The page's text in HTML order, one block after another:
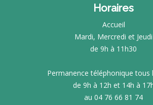
Horaires
Accueil
Mardi, Mercredi et Jeudi
de 9h à 11h30
Permanence téléphonique tous
de 9h à 12h et 14h à
au 04 76 66 81 74